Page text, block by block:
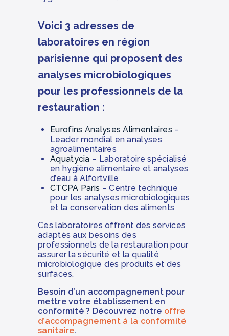
Voici 3 adresses de
laboratoires en région
parisienne qui proposent des
analyses microbiologiques
pour les professionnels de la
restauration :
Eurofins Analyses Alimentaires –
Leader mondial en analyses
agroalimentaires
Aquatycia – Laboratoire spécialisé
en hygiène alimentaire et analyses
d’eau à Alfortville
CTCPA Paris – Centre technique
pour les analyses microbiologiques
et la conservation des aliments
Ces laboratoires offrent des services
adaptés aux besoins des
professionnels de la restauration pour
assurer la sécurité et la qualité
microbiologique des produits et des
surfaces.
Besoin d’un accompagnement pour
mettre votre établissement en
conformité ? Découvrez notre offre
d’accompagnement à la conformité
sanitaire.